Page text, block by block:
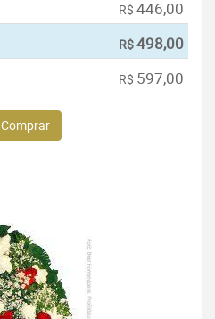
R$ 446,00
R$498,00
R$ 597,00
Comprar